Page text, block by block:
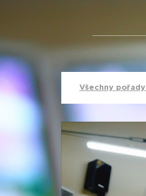
Všechny pořady